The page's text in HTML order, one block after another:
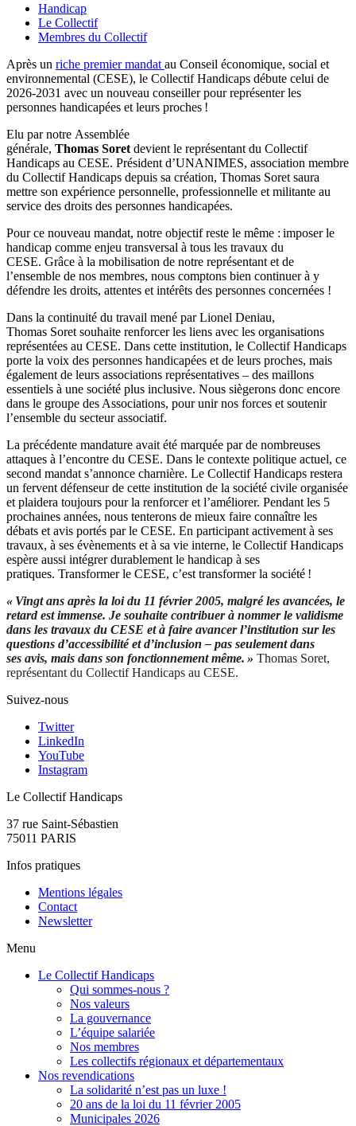
Handicap
Le Collectif
Membres du Collectif
Après un riche premier mandat au Conseil économique, social et
environnemental (CESE), le Collectif Handicaps débute celui de
2026-2031 avec un nouveau conseiller pour représenter les
personnes handicapées et leurs proches !
Elu par notre Assemblée
générale, Thomas Soret devient le représentant du Collectif
Handicaps au CESE. Président d’UNANIMES, association membre
du Collectif Handicaps depuis sa création, Thomas Soret saura
mettre son expérience personnelle, professionnelle et militante au
service des droits des personnes handicapées.
Pour ce nouveau mandat, notre objectif reste le même : imposer le
handicap comme enjeu transversal à tous les travaux du
CESE. Grâce à la mobilisation de notre représentant et de
l’ensemble de nos membres, nous comptons bien continuer à y
défendre les droits, attentes et intérêts des personnes concernées !
Dans la continuité du travail mené par Lionel Deniau,
Thomas Soret souhaite renforcer les liens avec les organisations
représentées au CESE. Dans cette institution, le Collectif Handicaps
porte la voix des personnes handicapées et de leurs proches, mais
également de leurs associations représentatives – des maillons
essentiels à une société plus inclusive. Nous siègerons donc encore
dans le groupe des Associations, pour unir nos forces et soutenir
l’ensemble du secteur associatif.
La précédente mandature avait été marquée par de nombreuses
attaques à l’encontre du CESE. Dans le contexte politique actuel, ce
second mandat s’annonce charnière. Le Collectif Handicaps restera
un fervent défenseur de cette institution de la société civile organisée
et plaidera toujours pour la renforcer et l’améliorer. Pendant les 5
prochaines années, nous tenterons de mieux faire connaître les
débats et avis portés par le CESE. En participant activement à ses
travaux, à ses évènements et à sa vie interne, le Collectif Handicaps
espère aussi intégrer durablement le handicap à ses
pratiques. Transformer le CESE, c’est transformer la société !
« Vingt ans après la loi du 11 février 2005, malgré les avancées, le
retard est immense. Je souhaite contribuer à nommer le validisme
dans les travaux du CESE et à faire avancer l’institution sur les
questions d’accessibilité et d’inclusion – pas seulement dans
ses avis, mais dans son fonctionnement même. » Thomas Soret,
représentant du Collectif Handicaps au CESE.
Suivez-nous
Twitter
LinkedIn
YouTube
Instagram
Le Collectif Handicaps
37 rue Saint-Sébastien
75011 PARIS
Infos pratiques
Mentions légales
Contact
Newsletter
Menu
Le Collectif Handicaps
Qui sommes-nous ?
Nos valeurs
La gouvernance
L’équipe salariée
Nos membres
Les collectifs régionaux et départementaux
Nos revendications
La solidarité n’est pas un luxe !
20 ans de la loi du 11 février 2005
Municipales 2026